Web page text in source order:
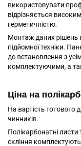
використовувати
відрізняється
герметичністю.
Монтаж даних рішень
підйомної техніки.
до встановлення з
комплектуючими, а
Ціна на
На вартість готового
чинників.
Полікарбонатні листи
скління